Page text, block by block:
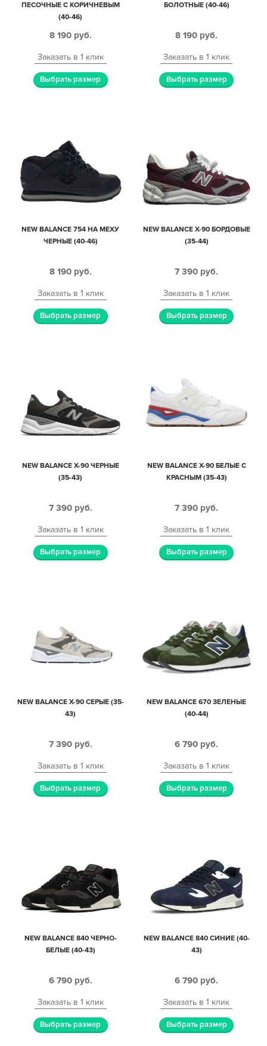
ПЕСОЧНЫЕ С КОРИЧНЕВЫМ
(40-46)
8 190 руб.
Заказать в 1 клик
Выбрать размер
БОЛОТНЫЕ (40-46)
8 190 руб.
Заказать в 1 клик
Выбрать размер
NEW BALANCE 754 НА МЕХУ
ЧЕРНЫЕ (40-46)
8 190 руб.
Заказать в 1 клик
Выбрать размер
NEW BALANCE X-90 БОРДОВЫЕ
(35-44)
7 390 руб.
Заказать в 1 клик
Выбрать размер
NEW BALANCE X-90 ЧЕРНЫЕ
(35-43)
7 390 руб.
Заказать в 1 клик
Выбрать размер
NEW BALANCE X-90 БЕЛЫЕ С
КРАСНЫМ (35-43)
7 390 руб.
Заказать в 1 клик
Выбрать размер
NEW BALANCE X-90 СЕРЫЕ (35-
43)
7 390 руб.
Заказать в 1 клик
Выбрать размер
NEW BALANCE 670 ЗЕЛЕНЫЕ
(40-44)
6 790 руб.
Заказать в 1 клик
Выбрать размер
NEW BALANCE 840 ЧЕРНО-
БЕЛЫЕ (40-43)
6 790 руб.
Заказать в 1 клик
Выбрать размер
NEW BALANCE 840 СИНИЕ (40-
43)
6 790 руб.
Заказать в 1 клик
Выбрать размер